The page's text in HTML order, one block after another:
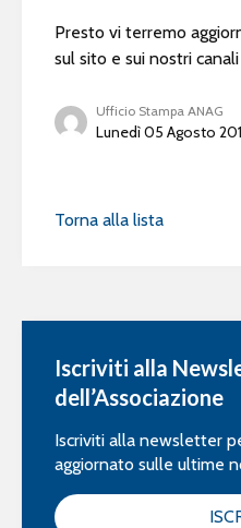
Presto vi terremo
sul sito e sui nostri
Ufficio Stampa ANAG
Lunedì 05 Agosto
Torna alla lista
Iscriviti alla
dell’Associazione
Iscriviti alla newsletter
aggiornato sulle ultime